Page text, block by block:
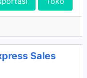
Sales